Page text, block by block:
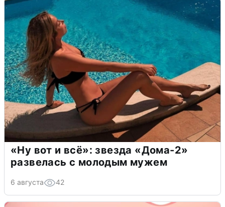
«Ну вот и всё»: звезда «Дома-2»
развелась с молодым мужем
6 августа 42